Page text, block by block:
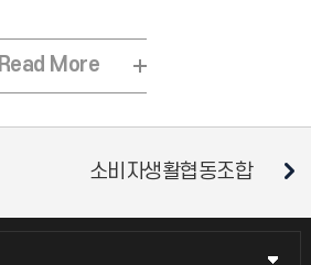
Read More
소비자생활협동조합